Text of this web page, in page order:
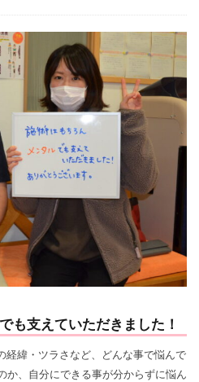
も支えていただきました！
経緯・ツラさなど、どんな事で悩んで
か、自分にできる事が分からずに悩ん